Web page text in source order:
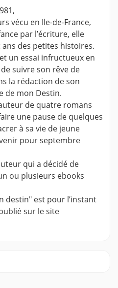
vécu en Ile-de-France,
par l’écriture, elle
ans des petites histoires.
un essai infructueux en
suivre son rêve de
la rédaction de son
de mon Destin.
de quatre romans
une pause de quelques
à sa vie de jeune
pour septembre
qui a décidé de
ou plusieurs ebooks
destin" est pour l’instant
sur le site